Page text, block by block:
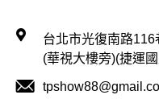
台北市光復南路116
(華視大樓旁)(捷運